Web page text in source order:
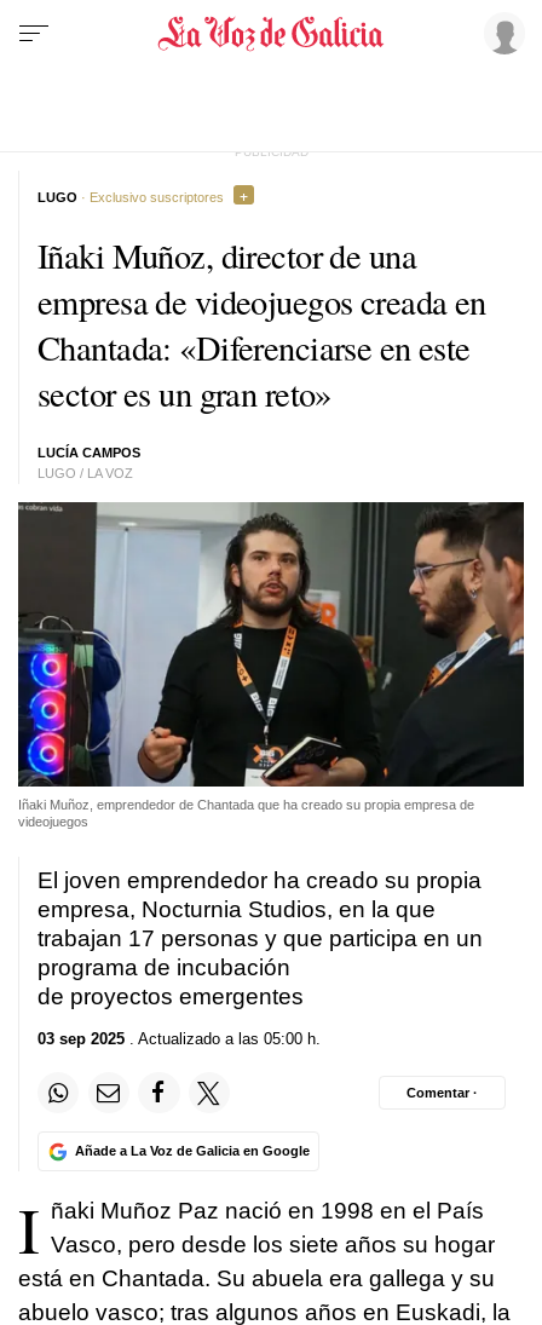
Iñaki Muñoz, director de una
empresa de videojuegos creada en
Chantada: «Diferenciarse en este
sector es un gran reto»
LUCÍA CAMPOS
LUGO / LA VOZ
LUGO · Exclusivo suscriptores
Iñaki Muñoz, emprendedor de Chantada que ha creado su propia empresa de
videojuegos
El joven emprendedor ha creado su propia
empresa, Nocturnia Studios, en la que
trabajan 17 personas y que participa en un
programa de incubación
de proyectos emergentes
03 sep 2025 . Actualizado a las 05:00 h.
Añade a La Voz de Galicia en Google
Comentar ·
I ñaki Muñoz Paz nació en 1998 en el País
Vasco, pero desde los siete años su hogar
está en Chantada. Su abuela era gallega y su
abuelo vasco; tras algunos años en Euskadi, la